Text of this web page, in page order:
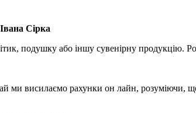
Сірка
подушку або іншу сувенірну продукцію.
ми висилаємо рахунки он лайн, розуміючи,